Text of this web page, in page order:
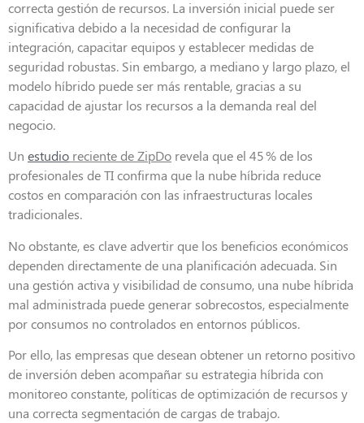
correcta gestión de recursos. La inversión inicial puede ser
significativa debido a la necesidad de configurar la
integración, capacitar equipos y establecer medidas de
seguridad robustas. Sin embargo, a mediano y largo plazo, el
modelo híbrido puede ser más rentable, gracias a su
capacidad de ajustar los recursos a la demanda real del
negocio.
Un estudio reciente de ZipDo revela que el 45% de los
profesionales de TI confirma que la nube híbrida reduce
costos en comparación con las infraestructuras locales
tradicionales.
No obstante, es clave advertir que los beneficios económicos
dependen directamente de una planificación adecuada. Sin
una gestión activa y visibilidad de consumo, una nube híbrida
mal administrada puede generar sobrecostos, especialmente
por consumos no controlados en entornos públicos.
Por ello, las empresas que desean obtener un retorno positivo
de inversión deben acompañar su estrategia híbrida con
monitoreo constante, políticas de optimización de recursos y
una correcta segmentación de cargas de trabajo.